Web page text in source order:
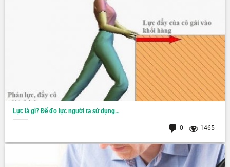
Lực là gì? Để đo lực người ta sử dụng…
0 1465